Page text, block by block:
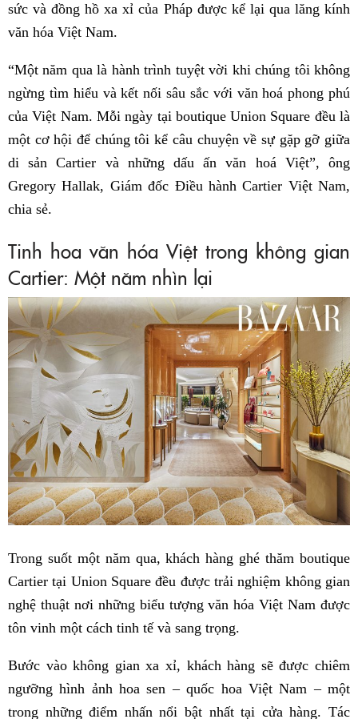
sức và đồng hồ xa xỉ của Pháp được kể lại qua lăng kính
văn hóa Việt Nam.
“Một năm qua là hành trình tuyệt vời khi chúng tôi không
ngừng tìm hiểu và kết nối sâu sắc với văn hoá phong phú
của Việt Nam. Mỗi ngày tại boutique Union Square đều là
một cơ hội để chúng tôi kể câu chuyện về sự gặp gỡ giữa
di sản Cartier và những dấu ấn văn hoá Việt”, ông
Gregory Hallak, Giám đốc Điều hành Cartier Việt Nam,
chia sẻ.
Tinh hoa văn hóa Việt trong không gian
Cartier: Một năm nhìn lại
Trong suốt một năm qua, khách hàng ghé thăm boutique
Cartier tại Union Square đều được trải nghiệm không gian
nghệ thuật nơi những biểu tượng văn hóa Việt Nam được
tôn vinh một cách tinh tế và sang trọng.
Bước vào không gian xa xỉ, khách hàng sẽ được chiêm
ngưỡng hình ảnh hoa sen – quốc hoa Việt Nam – một
trong những điểm nhấn nổi bật nhất tại cửa hàng. Tác